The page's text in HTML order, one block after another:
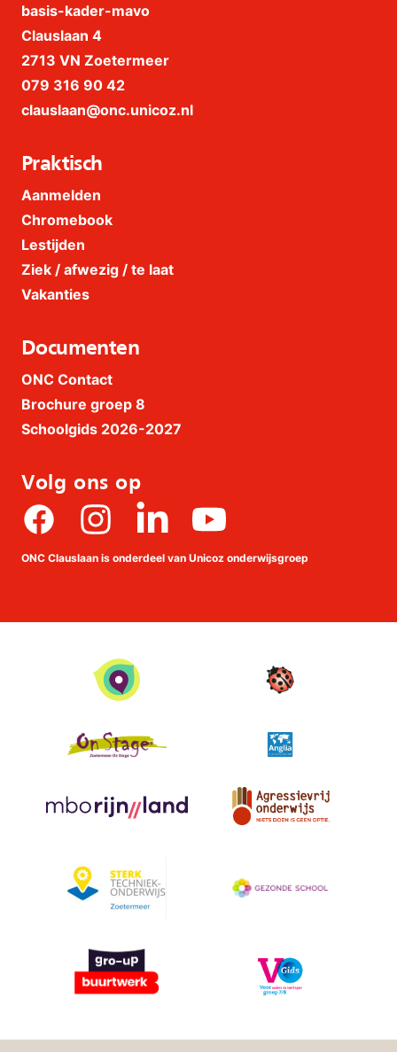
basis-kader-mavo
Clauslaan 4
2713 VN Zoetermeer
079 316 90 42
clauslaan@onc.unicoz.nl
Praktisch
Aanmelden
Chromebook
Lestijden
Ziek / afwezig / te laat
Vakanties
Documenten
ONC Contact
Brochure groep 8
Schoolgids 2026-2027
Volg ons op
FacebookInstagramlinkedinYoutube
ONC Clauslaan is onderdeel van Unicoz onderwijsgroep